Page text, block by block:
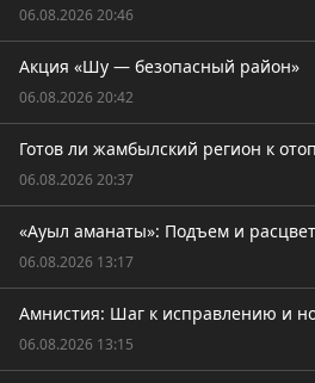
06.08.2026 20:46
Акция «Шу — безопасный район»
06.08.2026 20:42
Готов ли жамбылский регион к
06.08.2026 20:37
«Ауыл аманаты»: Подъем и
06.08.2026 13:17
Амнистия: Шаг к исправлению и
06.08.2026 13:15